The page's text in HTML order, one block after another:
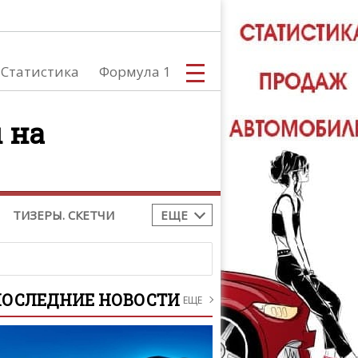
Статистика Формула 1
на
ТИЗЕРЫ. СКЕТЧИ ЕЩЕ
, Tourist Trophy
НОВОСТИ ЕЩЕ